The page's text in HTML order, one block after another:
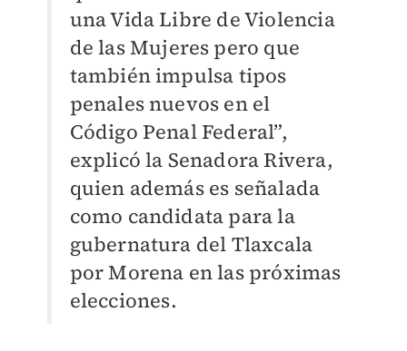
una Vida Libre de Violencia
de las Mujeres pero que
también impulsa tipos
penales nuevos en el
Código Penal Federal”,
explicó la Senadora Rivera,
quien además es señalada
como candidata para la
gubernatura del Tlaxcala
por Morena en las próximas
elecciones.